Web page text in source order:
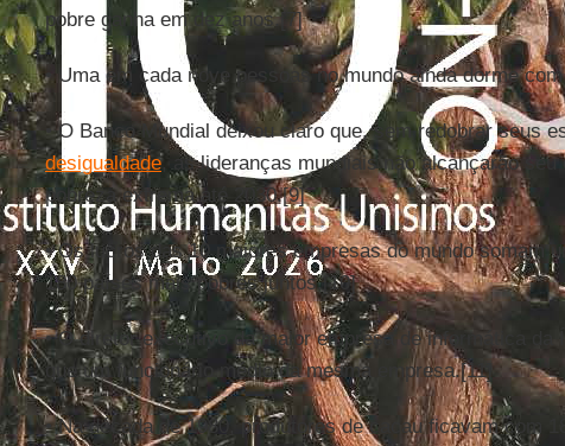
pobre ganha em dez anos.[7]
• Uma em cada nove pessoas no mundo ainda dorme
• O Banco Mundial deixou claro que, sem redobrar seus
desigualdade, as lideranças mundiais não alcançarão
pobreza extrema até 2030.[9]
• Os lucros das 10 maiores empresas do mundo somam
180 países mais pobres juntos.[10]
• O diretor executivo da maior empresa de informática da
que um funcionário médio da mesma empresa.[11]
• Na década de 1980, produtores de cacau ficavam com